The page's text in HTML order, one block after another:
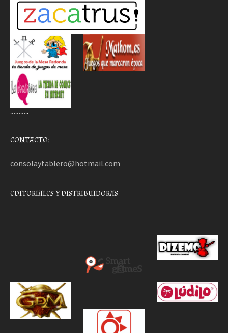
………..
CONTACTO:
consolaytablero@hotmail.com
EDITORIALES Y DISTRIBUIDORAS